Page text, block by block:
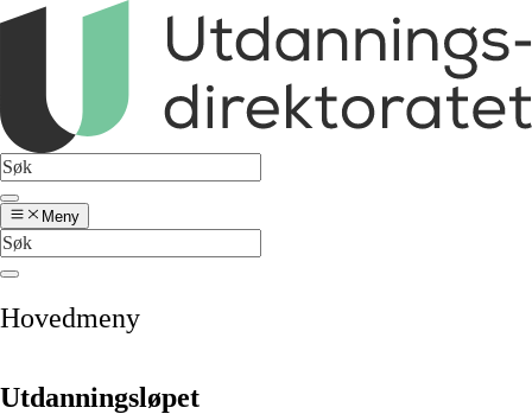
Meny
Hovedmeny
Utdanningsløpet